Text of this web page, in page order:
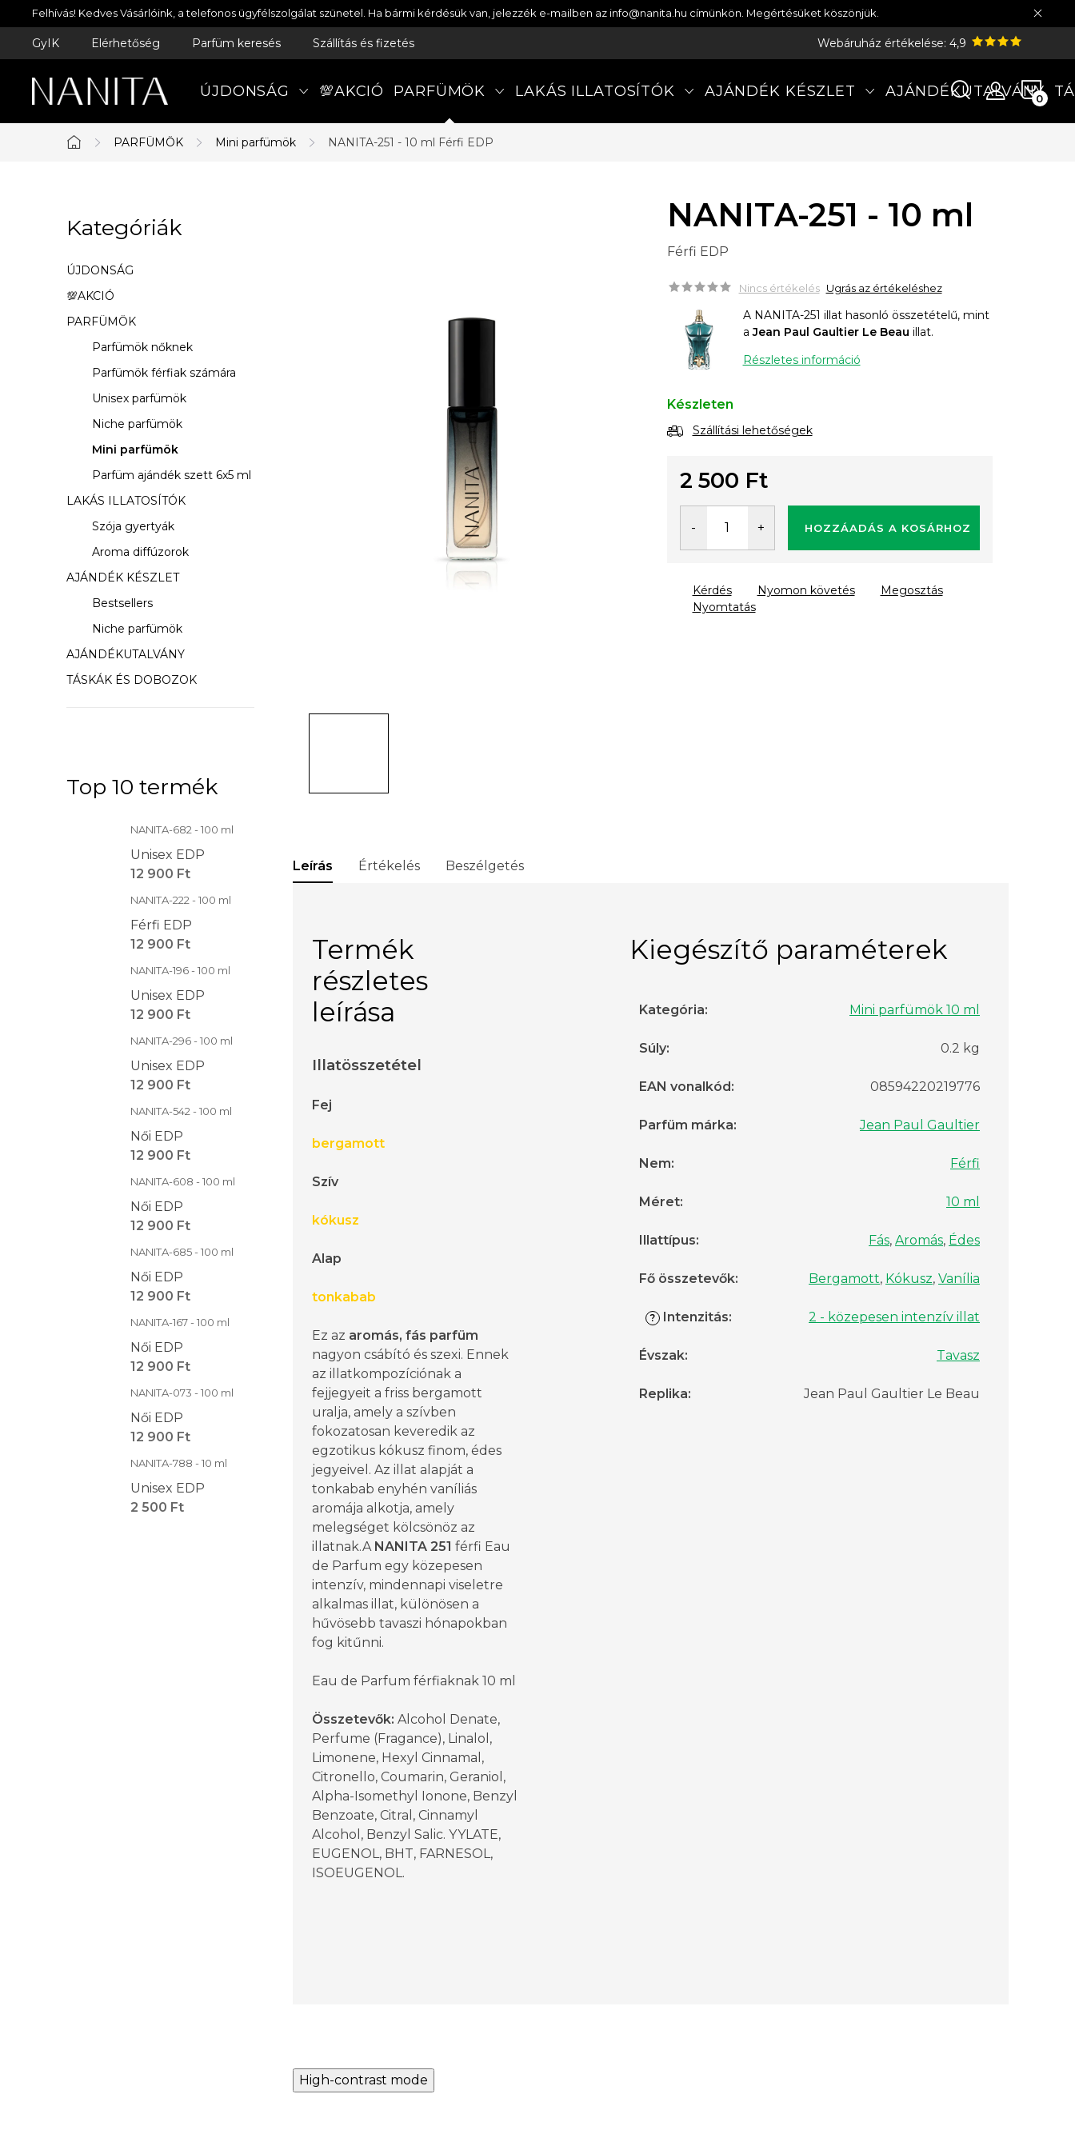
Ugrás
a
Felhívás! Kedves Vásárlóink, a telefonos ügyfélszolgálat szünetel. Ha bármi kérdésük van, jelezzék e-mailben az info@nanita.hu címünkön. Megértésüket köszönjük.
GyIK Elérhetőség Parfüm keresés Szállítás és fizetés Webáruház értékelése: 4,9
ÚJDONSÁG 💯AKCIÓ PARFÜMÖK LAKÁS ILLATOSÍTÓK AJÁNDÉK KÉSZLET AJÁNDÉKUTALVÁNY
Kezdőlap
PARFÜMÖK Mini parfümök NANITA-251 - 10 ml Férfi EDP
l
d
a
l
n
Kategóriák
átugrása
Kategóriák
ÚJDONSÁG
💯AKCIÓ
PARFÜMÖK
Parfümök nőknek
Parfümök férfiak számára
Unisex parfümök
Niche parfümök
Mini parfümök
Parfüm ajándék szett 6x5 ml
LAKÁS ILLATOSÍTÓK
Szója gyertyák
Aroma diffúzorok
AJÁNDÉK KÉSZLET
Bestsellers
Niche parfümök
AJÁNDÉKUTALVÁNY
TÁSKÁK ÉS DOBOZOK
Top 10 termék
NANITA-682 - 100 ml
Unisex EDP
12 900 Ft
NANITA-222 - 100 ml
Férfi EDP
12 900 Ft
NANITA-196 - 100 ml
Unisex EDP
12 900 Ft
NANITA-296 - 100 ml
Unisex EDP
12 900 Ft
NANITA-542 - 100 ml
Női EDP
12 900 Ft
NANITA-608 - 100 ml
Női EDP
12 900 Ft
NANITA-685 - 100 ml
Női EDP
12 900 Ft
NANITA-167 - 100 ml
Női EDP
12 900 Ft
NANITA-073 - 100 ml
Női EDP
12 900 Ft
NANITA-788 - 10 ml
Unisex EDP
2 500 Ft
NANITA-251 - 10 ml
Férfi EDP
Nincs értékelés Ugrás az értékeléshez
A NANITA-251 illat hasonló összetételű, mint
aJean Paul Gaultier Le Beau illat.
Részletes információ
Készleten
Szállítási lehetőségek
2 500 Ft
HOZZÁADÁS A KOSÁRHOZ
Nyomtatás
Kérdés Nyomon követés Megosztás
Leírás Értékelés Beszélgetés
Termék
részletes
leírása
Illatösszetétel
Fej
bergamott
Szív
kókusz
Alap
tonkabab
Ez az aromás, fás parfüm
nagyon csábító és szexi. Ennek
az illatkompozíciónak a
fejjegyeit a friss bergamott
uralja, amely a szívben
fokozatosan keveredik az
egzotikus kókusz finom, édes
jegyeivel. Az illat alapját a
tonkabab enyhén vaníliás
aromája alkotja, amely
melegséget kölcsönöz az
illatnak.A NANITA 251 férfi Eau
de Parfum egy közepesen
intenzív, mindennapi viseletre
alkalmas illat, különösen a
hűvösebb tavaszi hónapokban
fog kitűnni.
Eau de Parfum férfiaknak 10 ml
Összetevők: Alcohol Denate,
Perfume (Fragance), Linalol,
Limonene, Hexyl Cinnamal,
Citronello, Coumarin, Geraniol,
Alpha-Isomethyl Ionone, Benzyl
Benzoate, Citral, Cinnamyl
Alcohol, Benzyl Salic. YYLATE,
EUGENOL, BHT, FARNESOL,
ISOEUGENOL.
Kiegészítő paraméterek
Kategória: Mini parfümök 10 ml
Súly: 0.2 kg
EAN vonalkód : 08594220219776
Parfüm márka: Jean Paul Gaultier
Nem: Férfi
Méret: 10 ml
Illattípus: Fás, Aromás, Édes
Fő összetevők: Bergamott, Kókusz, Vanília
? Intenzitás: 2 - közepesen intenzív illat
Évszak: Tavasz
Replika: Jean Paul Gaultier Le Beau
High-contrast mode